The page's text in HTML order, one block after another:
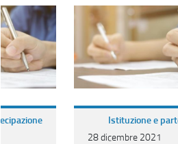
Istituzione e
28 dicembre 2021